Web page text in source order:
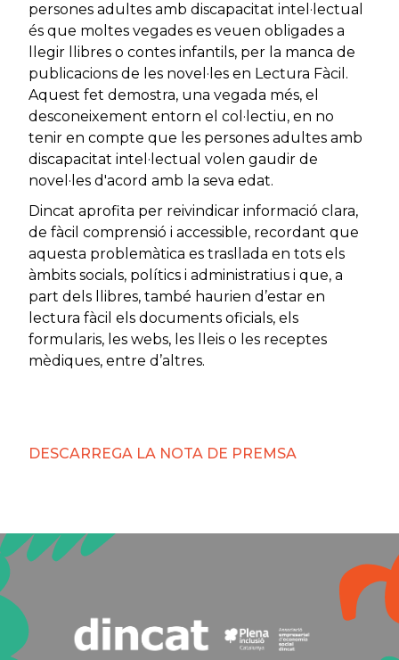
persones adultes amb discapacitat intel·lectual
és que moltes vegades es veuen obligades a
llegir llibres o contes infantils, per la manca de
publicacions de les novel·les en Lectura Fàcil.
Aquest fet demostra, una vegada més, el
desconeixement entorn el col·lectiu, en no
tenir en compte que les persones adultes amb
discapacitat intel·lectual volen gaudir de
novel·les d'acord amb la seva edat.
Dincat aprofita per reivindicar informació clara,
de fàcil comprensió i accessible, recordant que
aquesta problemàtica es trasllada en tots els
àmbits socials, polítics i administratius i que, a
part dels llibres, també haurien d’estar en
lectura fàcil els documents oficials, els
formularis, les webs, les lleis o les receptes
mèdiques, entre d’altres.
DESCARREGA LA NOTA DE PREMSA